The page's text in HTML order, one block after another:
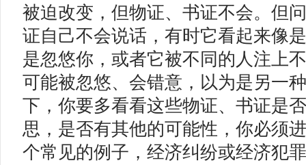
被迫改变，但物证、书证不会。但
证自己不会说话，有时它看起来像
是忽悠你，或者它被不同的人注上
可能被忽悠、会错意，以为是另一
下，你要多看看这些物证、书证是
思，是否有其他的可能性，你必须
个常见的例子，经济纠纷或经济犯